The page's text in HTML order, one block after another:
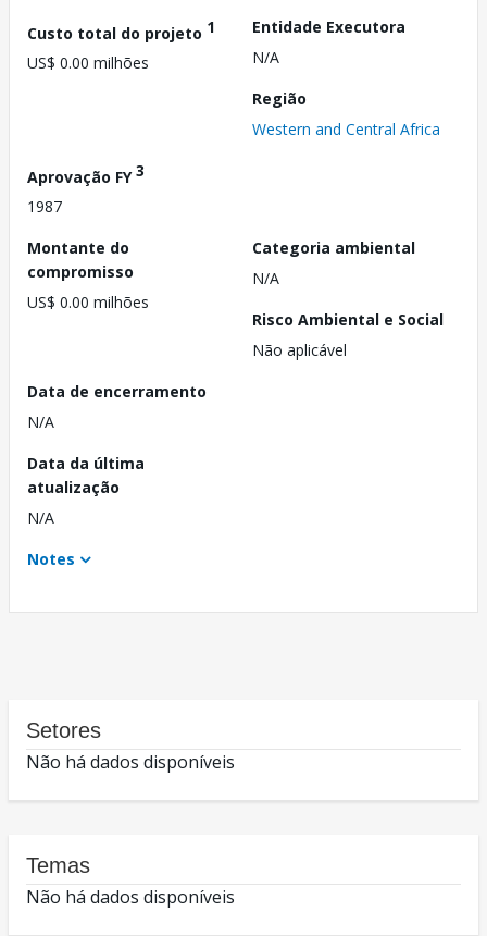
Custo total do projeto 1
US$ 0.00 milhões
Entidade Executora
N/A
Região
Western and Central Africa
Aprovação FY3
1987
Montante do
compromisso
US$ 0.00 milhões
Categoria ambiental
N/A
Risco Ambiental e Social
Não aplicável
Data de encerramento
N/A
Data da última
atualização
N/A
Notes
Setores
Não há dados disponíveis
Temas
Não há dados disponíveis